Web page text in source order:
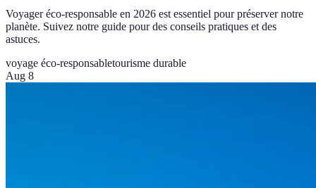
Voyager éco-responsable en 2026 est essentiel pour préserver notre
planète. Suivez notre guide pour des conseils pratiques et des
astuces.
voyage éco-responsabletourisme durable
Aug 8